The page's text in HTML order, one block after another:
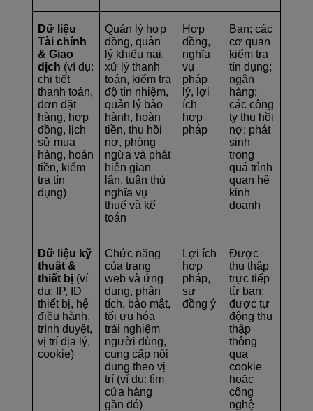
Dữ liệu
Tài chính
& Giao
dịch (ví dụ:
chi tiết
thanh toán,
đơn đặt
hàng, hợp
đồng, lịch
sử mua
hàng, hoàn
tiền, kiểm
tra tín
dụng)
Quản lý hợp
đồng, quản
lý khiếu nại,
xử lý thanh
toán, kiểm tra
độ tín nhiệm,
quản lý bảo
hành, hoàn
tiền, thu hồi
nợ, phòng
ngừa và phát
hiện gian
lận, tuân thủ
nghĩa vụ
thuế và kế
toán
Hợp
đồng,
nghĩa
vụ
pháp
lý, lợi
ích
hợp
pháp
Bạn; các
cơ quan
kiểm tra
tín dụng;
ngân
hàng;
các công
ty thu hồi
nợ; phát
sinh
trong
quá trình
quan hệ
kinh
doanh
Dữ liệu kỹ
thuật &
thiết bị (ví
dụ: IP, ID
thiết bị, hệ
điều hành,
trình duyệt,
vị trí địa lý,
cookie)
Chức năng
của trang
web và ứng
dụng, phân
tích, bảo mật,
tối ưu hóa
trải nghiệm
người dùng,
cung cấp nội
dung theo vị
trí (ví dụ: tìm
cửa hàng
gần đó)
Lợi ích
hợp
pháp,
sự
đồng ý
Được
thu thập
trực tiếp
từ bạn;
được tự
động thu
thập
thông
qua
cookie
hoặc
công
nghệ